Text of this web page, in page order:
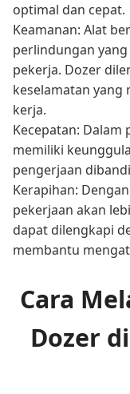
optimal dan cepat.
Keamanan: Alat
perlindungan
pekerja. Dozer
keselamatan yang
kerja.
Kecepatan:
memiliki
pengerjaan
Kerapihan:
pekerjaan akan
dapat dilengkapi
membantu
Cara
Dozer